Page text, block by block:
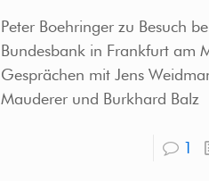
Peter Boehringer zu Besuch
Bundesbank in Frankfurt am
Gesprächen mit Jens
Mauderer und Burkhard Balz
1